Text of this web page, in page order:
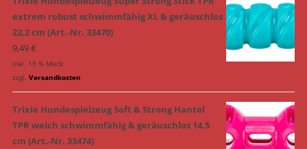
extrem robust schwimmfähig XL & geräuschlos
22,2 cm (Art.-Nr. 33470)
9,49€
inkl. 19 % MwSt.
zzgl. Versandkosten
Trixie Hundespielzeug Soft & Strong Hantel
TPR weich schwimmfähig & geräuschlos 14,5
cm (Art.-Nr. 33474)